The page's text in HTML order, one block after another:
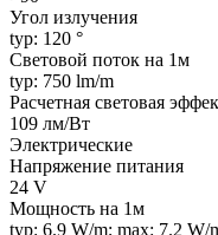
Угол излучения
typ: 120 °
Световой поток на 1м
typ: 750 lm/m
Расчетная световая
109 лм/Вт
Электрические
Напряжение питания
24 V
Мощность на 1м
typ: 6.9 W/m; max: 7.2 W/